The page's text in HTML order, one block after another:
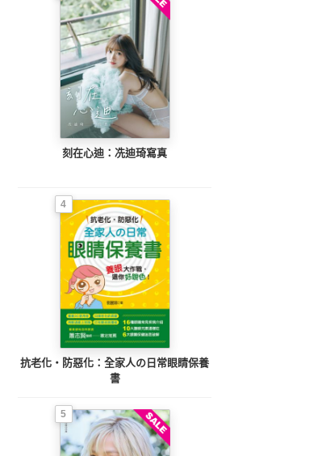
刻在心迪：冼迪琦寫真
4
抗老化‧防惡化：全家人の日常眼睛保養
書
5